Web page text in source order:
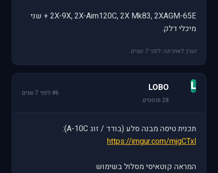
2X-9X, 2X-Aim120C, 2X Mk83, 2XAGM-65E + שני
מיכלי דלק.
נערך לאחרונה: לפני 7 שנים
L
LOBO
28 פוסטים
#6
·לפני 7 שנים
תכנית טיסה מבנה סלע (בודד / זוג A-10C):
https://imgur.com/mjgCTxl
המראה קוטאיסי מסלול בשימוש